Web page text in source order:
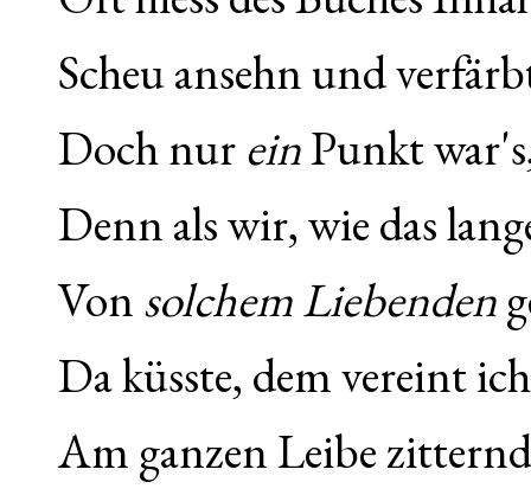
Scheu ansehn und
Doch nureinPunkt
Denn als wir, wie das
Vonsolchem Liebenden
Da küsste, dem vereint
Am ganzen Leibe